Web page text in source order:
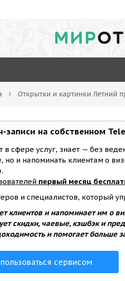
МИР
Открытки и картинки Летний
записи на собственном
в сфере услуг, знает — без
но и напоминать клиентам о
первый месяц
и специалистов, который
клиентов и напоминает им о
скидки, чаевые, кэшбэк и
и помогает больше
сервисом